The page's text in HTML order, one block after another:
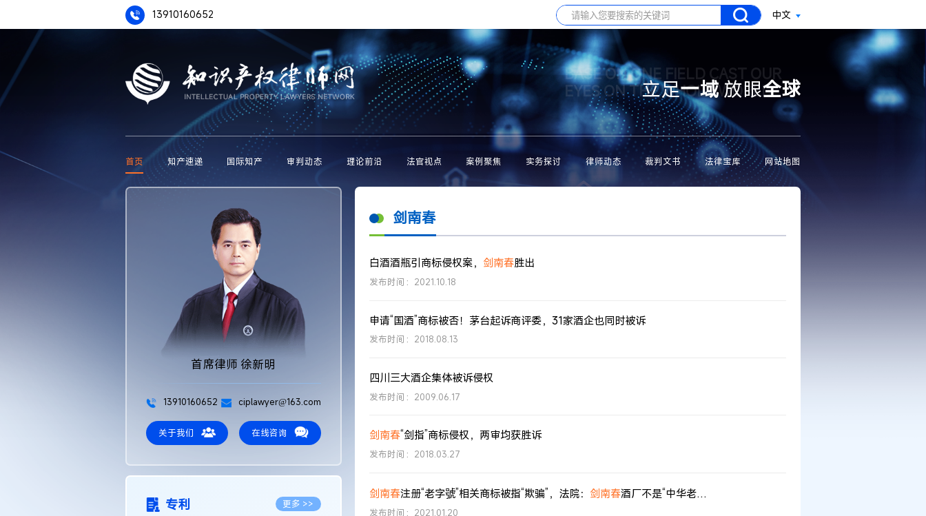
13910160652 中文
BASE ON ONE FIELD CAST OUR
EYES ON THE WHOLE WORLD
立足一域放眼全球
首页 知产速递 国际知产 审判动态 理论前沿 法官视点 案例聚焦 实务探讨 律师动态 裁判文书 法律宝库 网站地图
首席律师 徐新明
13910160652 ciplawyer@163.com
关于我们 在线咨询
专利 更多 >>
剑南春
白酒酒瓶引商标侵权案， 剑南春胜出
发布时间：2021.10.18
申请“国酒”商标被否！茅台起诉商评委，31家酒企也同时被诉
发布时间：2018.08.13
四川三大酒企集体被诉侵权
发布时间：2009.06.17
剑南春“剑指”商标侵权，两审均获胜诉
发布时间：2018.03.27
剑南春注册“老字號”相关商标被指“欺骗”，法院： 剑南春酒厂不是“中华老字号”
发布时间：2021.01.20